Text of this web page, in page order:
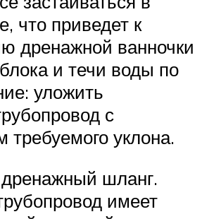
что приведет к
дренажной ванночки
и течи воды по
уложить
с
уклона.
дренажный шланг.
имеет